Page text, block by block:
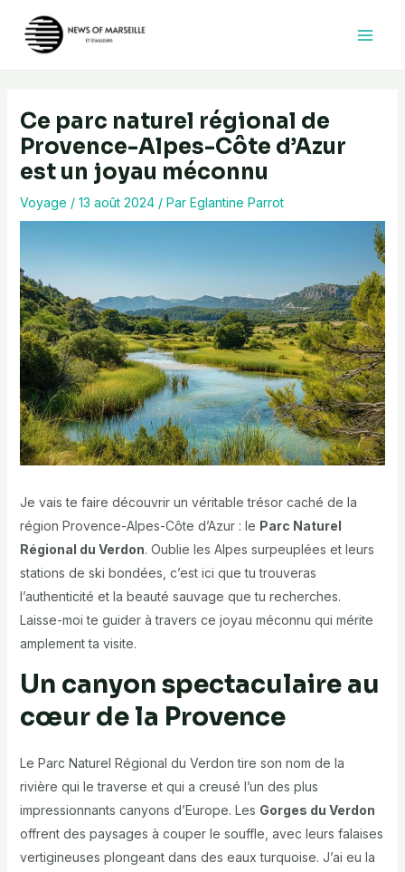
contenu
Ce parc naturel régional de
Provence-Alpes-Côte d’Azur
est un joyau méconnu
Voyage / 13 août 2024 / Par Eglantine Parrot
Je vais te faire découvrir un véritable trésor caché de la
région Provence-Alpes-Côte d’Azur : le Parc Naturel
Régional du Verdon. Oublie les Alpes surpeuplées et leurs
stations de ski bondées, c’est ici que tu trouveras
l’authenticité et la beauté sauvage que tu recherches.
Laisse-moi te guider à travers ce joyau méconnu qui mérite
amplement ta visite.
Un canyon spectaculaire au
cœur de la Provence
Le Parc Naturel Régional du Verdon tire son nom de la
rivière qui le traverse et qui a creusé l’un des plus
impressionnants canyons d’Europe. Les Gorges du Verdon
offrent des paysages à couper le souffle, avec leurs falaises
vertigineuses plongeant dans des eaux turquoise. J’ai eu la